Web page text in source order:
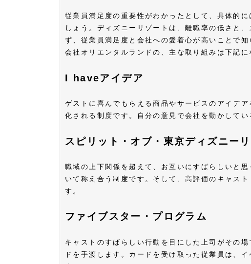
従業員満足度の重要性がわかったとして、具体的
しょう。ディズニーリゾートは、離職率の低さと
ず、従業員満足度と会社への愛着心が高いことで
会社オリエンタルランドの、主な取り組みは下記に
I haveアイデア
ゲストに喜んでもらえる商品やサービスのアイデ
化される制度です。自分の意見で会社を動かして
スピリット・オブ・東京ディズニー
職域の上下関係を超えて、お互いにすばらしいと
いて称え合う制度です。そして、高評価のキャス
す。
ファイブスター・プログラム
キャストのすばらしい行動を目にした上司がその
ドを手渡します。カードを受け取った従業員は、